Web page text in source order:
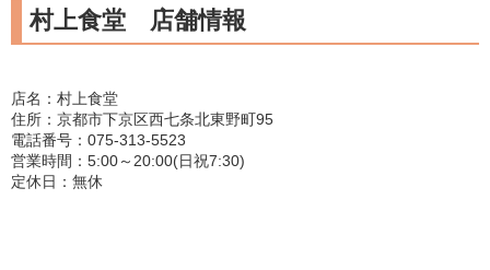
村上食堂 店舗情報
店名：村上食堂
住所：京都市下京区西七条北東野町95
電話番号：075-313-5523
営業時間：5:00～20:00(日祝7:30)
定休日：無休